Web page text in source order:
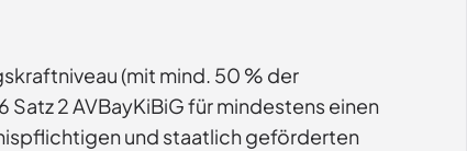
(mit mind. 50 % der
2 AVBayKiBiG für mindestens einen
und staatlich geförderten